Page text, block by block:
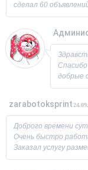
сделал 60
разместил, всё
страницы выросла в
спасибо! Буду ещё
заказывать,
Спасибо
добрые
Всегда
просим!
Юрий!
zarabotoksprint
Доброго времени
Очень быстро
Заказал услугу
объявления на 60